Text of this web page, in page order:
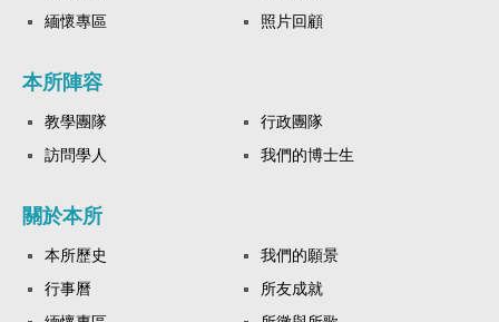
緬懷專區
照片回顧
本所陣容
教學團隊
行政團隊
訪問學人
我們的博士生
關於本所
本所歷史
我們的願景
行事曆
所友成就